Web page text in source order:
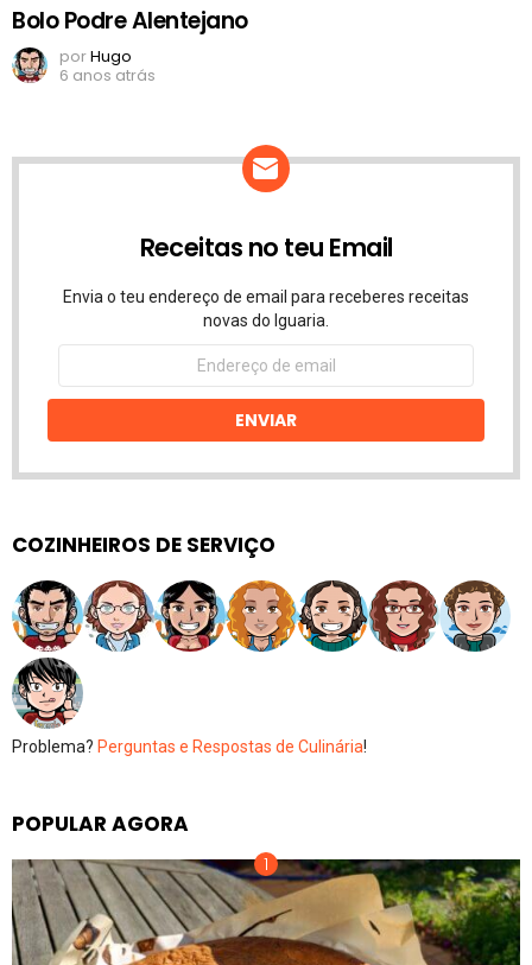
Bolo Podre Alentejano
porHugo
6 anos atrás
Receitas no teu Email
Envia o teu endereço de email para receberes receitas
novas do Iguaria.
Endereço
email
ENVIAR
COZINHEIROS DE SERVIÇO
Problema? Perguntas e Respostas de Culinária!
POPULAR AGORA